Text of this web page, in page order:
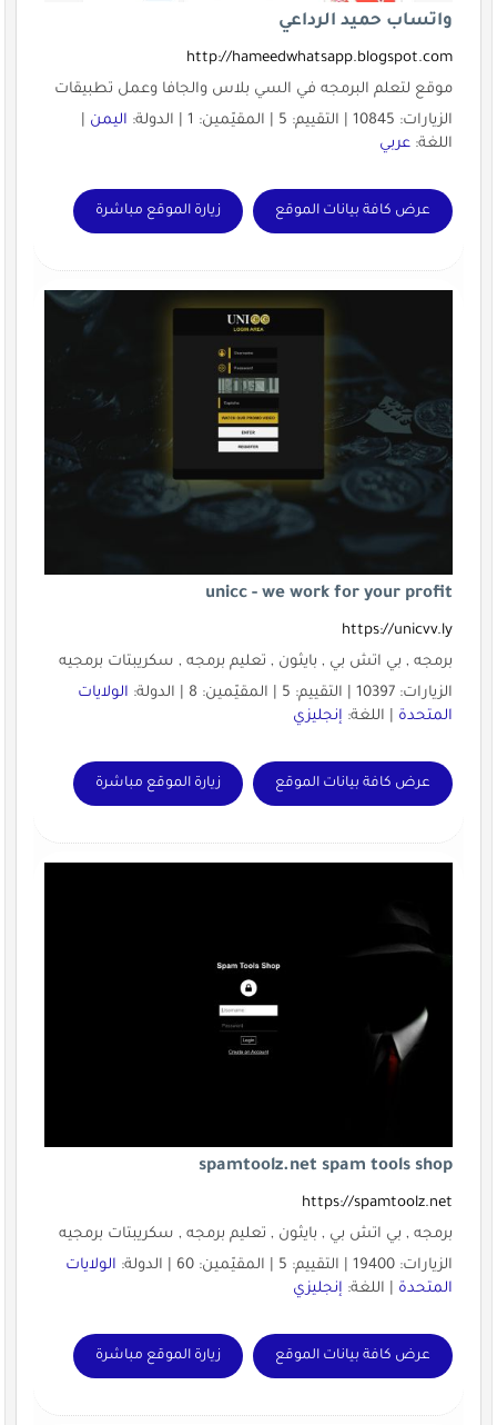
واتساب حميد الرداعي
http://hameedwhatsapp.blogspot.com
موقع لتعلم البرمجه في السي بلاس والجافا وعمل تطبيقات
الزيارات: 10845 | التقييم: 5 | المقيّمين: 1 | الدولة:
اليمن|
اللغة: عربي
عرض كافة بيانات الموقع زيارة الموقع مباشرة
unicc - we work for your profit
https://unicvv.ly
برمجه , بي اتش بي , بايثون , تعليم برمجه , سكريبتات برمجيه
الزيارات: 10397 | التقييم: 5 | المقيّمين: 8 | الدولة:
الولايات
المتحدة| اللغة: إنجليزي
عرض كافة بيانات الموقع زيارة الموقع مباشرة
spamtoolz.net spam tools shop
https://spamtoolz.net
برمجه , بي اتش بي , بايثون , تعليم برمجه , سكريبتات برمجيه
الزيارات: 19400 | التقييم: 5 | المقيّمين: 60 | الدولة:
الولايات
المتحدة| اللغة: إنجليزي
عرض كافة بيانات الموقع زيارة الموقع مباشرة